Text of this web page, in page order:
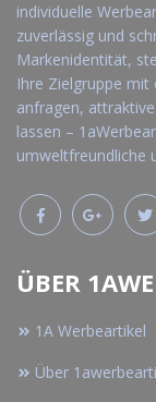
individuelle
zuverlässig und
Markenidentität,
Ihre Zielgruppe mit
anfragen,
lassen –
umweltfreundliche
ÜBER
1A Werbeartikel
Über